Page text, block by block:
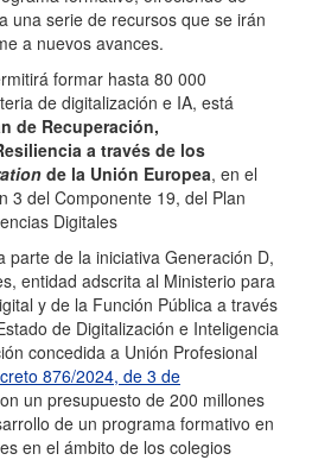
una serie de recursos que se irán
a nuevos avances.
formar hasta 80 000
de digitalización e IA, está
de Recuperación,
a través de los
de la Unión Europea, en el
3 del Componente 19, del Plan
Digitales
parte de la iniciativa Generación D,
entidad adscrita al Ministerio para
y de la Función Pública a través
de Digitalización e Inteligencia
concedida a Unión Profesional
876/2024, de 3 de
un presupuesto de 200 millones
de un programa formativo en
en el ámbito de los colegios